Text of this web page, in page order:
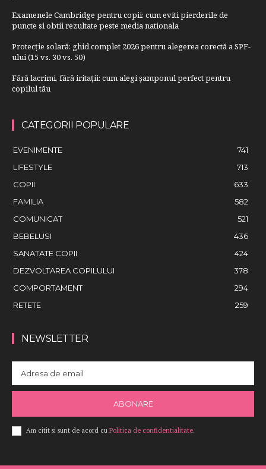
Examenele Cambridge pentru copii: cum eviti pierderile de
puncte si obtii rezultate peste media nationala
Protecție solară: ghid complet 2026 pentru alegerea corectă a SPF-
ului (15 vs. 30 vs. 50)
Fără lacrimi, fără iritații: cum alegi șamponul perfect pentru
copilul tău
CATEGORII POPULARE
EVENIMENTE
741
LIFESTYLE
713
COPII
633
FAMILIA
582
COMUNICAT
521
BEBELUSI
436
SANATATE COPII
424
DEZVOLTAREA COPILULUI
378
COMPORTAMENT
294
RETETE
259
NEWSLETTER
ABONARE
Am citit si sunt de acord cu Politica de confidentialitate.